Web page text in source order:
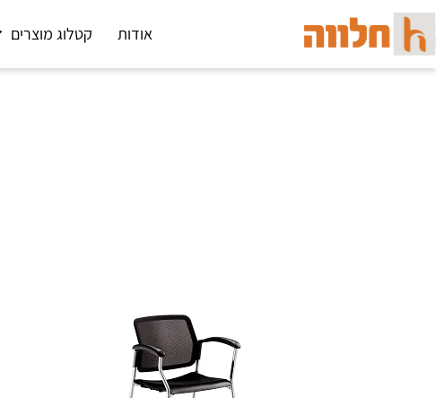
אודות קטלוג מוצרים